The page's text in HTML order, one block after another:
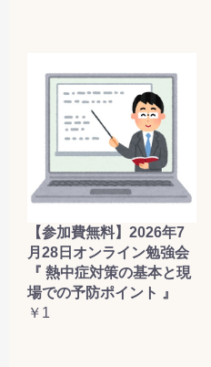
【参加費無料】2026年7
月28日オンライン勉強会
『 熱中症対策の基本と現
場での予防ポイント 』
￥1